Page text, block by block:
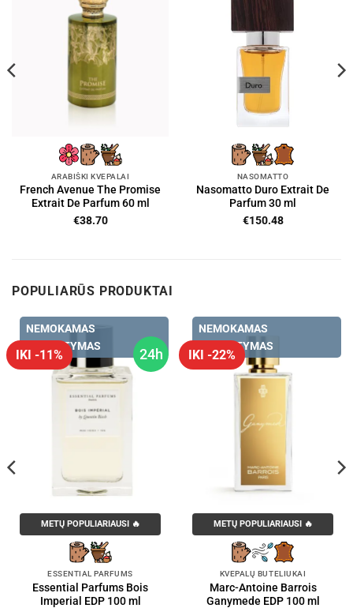
ARABIŠKI KVEPALAI
French Avenue The Promise
Extrait De Parfum 60 ml
€38.70
NASOMATTO
Nasomatto Duro Extrait De
Parfum 30 ml
€150.48
POPULIARŪS PRODUKTAI
24h
IKI -11%
NEMOKAMAS
PRISTATYMAS
METŲ POPULIARIAUSI 🔥
ESSENTIAL PARFUMS
Essential Parfums Bois
Imperial EDP 100 ml
IKI -22%
NEMOKAMAS
PRISTATYMAS
METŲ POPULIARIAUSI 🔥
KVEPALŲ BUTELIUKAI
Marc-Antoine Barrois
Ganymede EDP 100 ml